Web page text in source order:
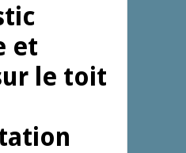
et
le toit